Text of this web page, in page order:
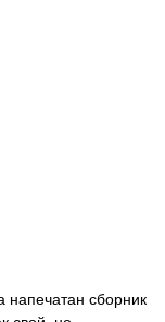
напечатан сборник